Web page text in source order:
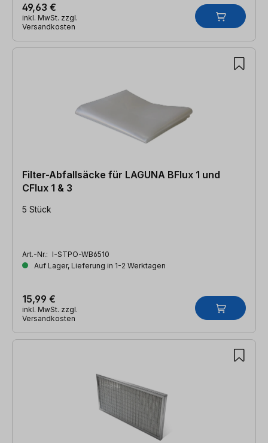
49,63 €
inkl. MwSt. zzgl.
Versandkosten
Filter-Abfallsäcke für LAGUNA BFlux 1 und
CFlux 1 & 3
5 Stück
Art.-Nr.: I-STPO-WB6510
Auf Lager, Lieferung in 1-2 Werktagen
15,99 €
inkl. MwSt. zzgl.
Versandkosten